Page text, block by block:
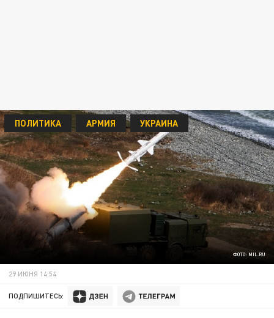
ФОТО: MIL.RU
ПОЛИТИКА АРМИЯ УКРАИНА
29 ИЮНЯ 14:54
ПОДПИШИТЕСЬ: